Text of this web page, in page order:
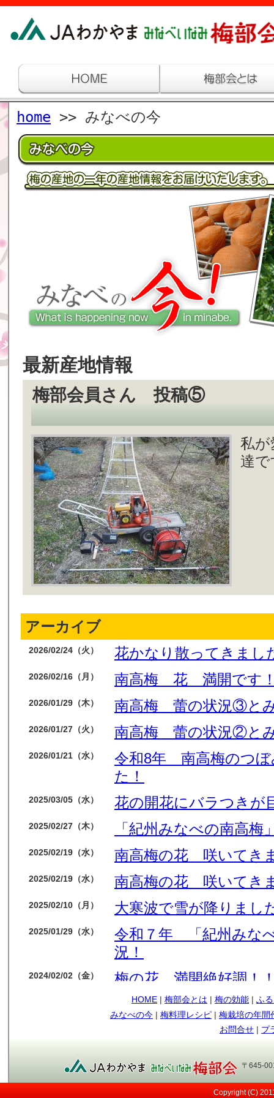
home >> みなべの今
最新産地情報
梅部会員さん 投稿⑤
私が
達で
アーカイブ
2026/02/24（火） 花かなり散ってきま
2026/02/16（月） 南高梅 花 満開です
2026/01/29（木） 南高梅 蕾の状況③と
2026/01/27（火） 南高梅 蕾の状況②と
2026/01/21（水）
令和8年 南高梅のつぼ
た！
2025/03/05（水） 花の開花にバラつきが
2025/02/27（木） 「紀州みなべの南高
2025/02/19（水） 南高梅の花 咲いてき
2025/02/19（水） 南高梅の花 咲いてき
2025/02/10（月） 大寒波で雪が降りまし
2025/01/29（水）
令和７年 「紀州みな
況！
2024/02/02（金） 梅の花 満開絶好調！
今年も梅の花順調です
もう少しで収獲です
順調に育ってます
2023/03/29（水） 今年も南高梅の実が見
HOME | 梅部会とは | 梅の効能 | ふ
みなべの今 | 梅料理レシピ | 梅栽培の年間
お問合せ | プ
〒645-
Copyright (C)